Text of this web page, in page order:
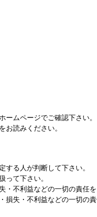
ームページでご確認下さい。
お読みください。
する人が判断して下さい。
って下さい。
・不利益などの一切の責任を
損失・不利益などの一切の責